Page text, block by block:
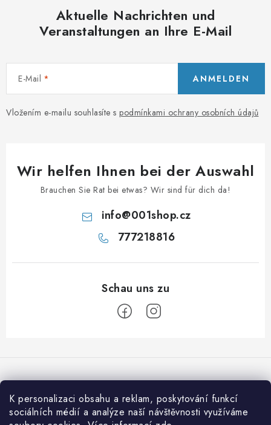
K personalizaci obsahu a reklam, poskytování funkcí
sociálních médií a analýze naší návštěvnosti využíváme
t
Aktuelle Nachrichten und
Veranstaltungen an Ihre E-Mail
E-Mail
Vložením e-mailu souhlasíte s podmínkami ochrany osobních údajů
ANMELDEN
Wir helfen Ihnen bei der Auswahl
Brauchen Sie Rat bei etwas? Wir sind für dich da!
info@001shop.cz
777218816
ß
Wir akzeptieren online-Zahlungen